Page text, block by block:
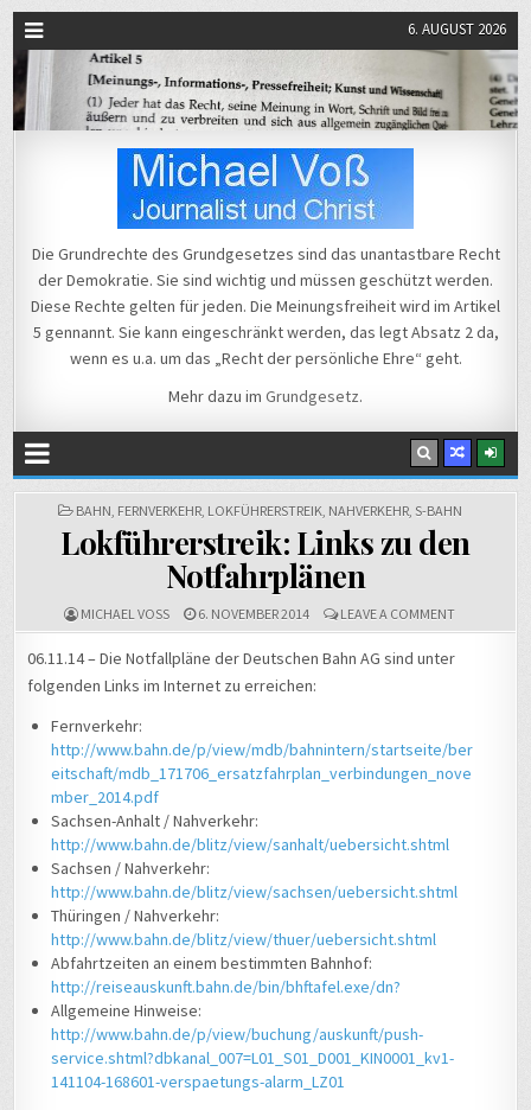
6. AUGUST 2026
Michael Voß
Die Grundrechte des Grundgesetzes sind das unantastbare Recht
der Demokratie. Sie sind wichtig und müssen geschützt werden.
Diese Rechte gelten für jeden. Die Meinungsfreiheit wird im Artikel
5 gennannt. Sie kann eingeschränkt werden, das legt Absatz 2 da,
wenn es u.a. um das „Recht der persönliche Ehre“ geht.
Mehr dazu im Grundgesetz.
POSTED
BAHN, FERNVERKEHR, LOKFÜHRERSTREIK, NAHVERKEHR, S-BAHN
Lokführerstreik: Links zu den
Notfahrplänen
MICHAEL VOSS 6. NOVEMBER 2014 LEAVE A COMMENTON
06.11.14 – Die Notfallpläne der Deutschen Bahn AG sind unter
folgenden Links im Internet zu erreichen:
Fernverkehr:
http://www.bahn.de/p/view/mdb/bahnintern/startseite/ber
eitschaft/mdb_171706_ersatzfahrplan_verbindungen_nove
mber_2014.pdf
Sachsen-Anhalt / Nahverkehr:
http://www.bahn.de/blitz/view/sanhalt/uebersicht.shtml
Sachsen / Nahverkehr:
http://www.bahn.de/blitz/view/sachsen/uebersicht.shtml
Thüringen / Nahverkehr:
http://www.bahn.de/blitz/view/thuer/uebersicht.shtml
Abfahrtzeiten an einem bestimmten Bahnhof:
http://reiseauskunft.bahn.de/bin/bhftafel.exe/dn?
Allgemeine Hinweise:
http://www.bahn.de/p/view/buchung/auskunft/push-
service.shtml?dbkanal_007=L01_S01_D001_KIN0001_kv1-
141104-168601-verspaetungs-alarm_LZ01